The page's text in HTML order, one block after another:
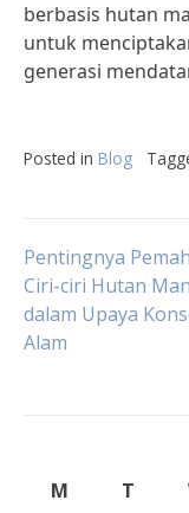
berbasis hutan
untuk
generasi
Posted in Blog
Post
Pentingnya
Ciri-ciri Hutan
dalam Upaya
Alam
M
T